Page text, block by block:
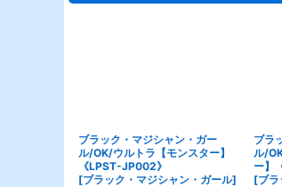
ブラック・マジシャン・ガー
ル/OK/ウルトラ【モンスター】
《LPST-JP002》
[ブラック・マジシャン・ガール]
ブラ
ル/
ー】
[ブラ